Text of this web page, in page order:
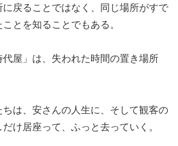
戻ることではなく、同じ場所がすで
とを知ることでもある。
屋」は、失われた時間の置き場所
は、安さんの人生に、そして観客の
け居座って、ふっと去っていく。